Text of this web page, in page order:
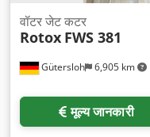
Gütersloh 6,905 km
वॉटर जेट कटर
Rotox FWS 381
मूल्य जानकारी